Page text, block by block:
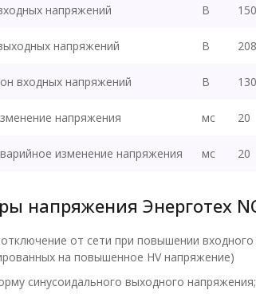
напряжений В
напряжений В
входных напряжений В
напряжения мс 20
изменение напряжения мс 20
напряжения Энерготех
от сети при повышении
на повышенное HV напряжение)
синусоидального выходного напряжения;